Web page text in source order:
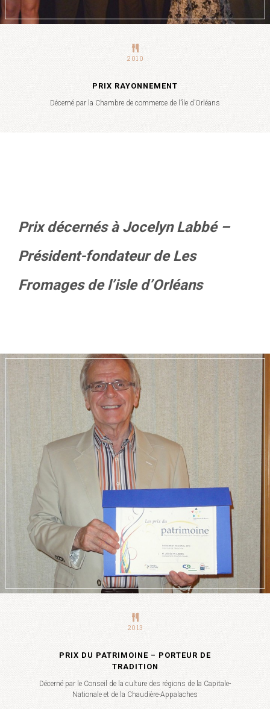
2010
PRIX RAYONNEMENT
Décerné par la Chambre de commerce de l’île d’Orléans
Prix décernés à Jocelyn Labbé –
Président-fondateur de Les
Fromages de l’isle d’Orléans
2013
PRIX DU PATRIMOINE – PORTEUR DE
TRADITION
Décerné par le Conseil de la culture des régions de la Capitale-
Nationale et de la Chaudière-Appalaches